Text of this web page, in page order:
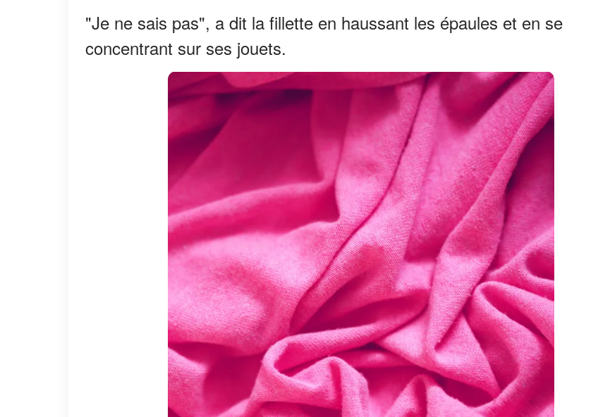
"Je ne sais pas", a dit la fillette en haussant les épaules et en se
concentrant sur ses jouets.